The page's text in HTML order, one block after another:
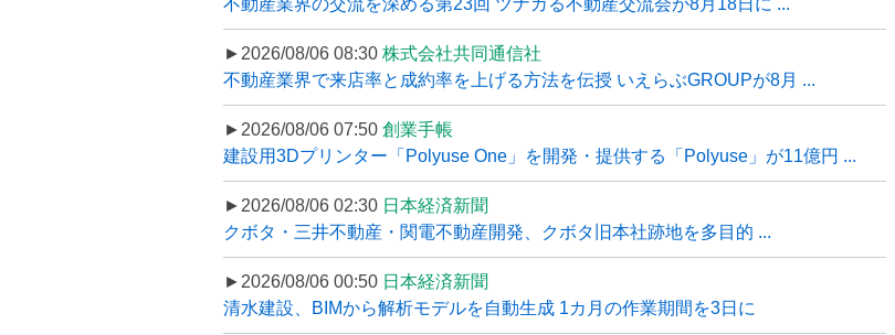
不動産業界の交流を深める第23回 ツナガる不動産交流会が8月18日に ...
►2026/08/06 08:30 株式会社共同通信社
不動産業界で来店率と成約率を上げる方法を伝授 いえらぶGROUPが8月 ...
►2026/08/06 07:50 創業手帳
建設用3Dプリンター「Polyuse One」を開発・提供する「Polyuse」が11億円 ...
►2026/08/06 02:30 日本経済新聞
クボタ・三井不動産・関電不動産開発、クボタ旧本社跡地を多目的 ...
►2026/08/06 00:50 日本経済新聞
清水建設、BIMから解析モデルを自動生成 1カ月の作業期間を3日に